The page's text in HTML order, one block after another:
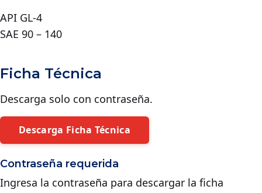
API GL-4
SAE 90 – 140
Ficha Técnica
Descarga solo con contraseña.
Descarga Ficha Técnica
Contraseña requerida
Ingresa la contraseña para descargar la ficha